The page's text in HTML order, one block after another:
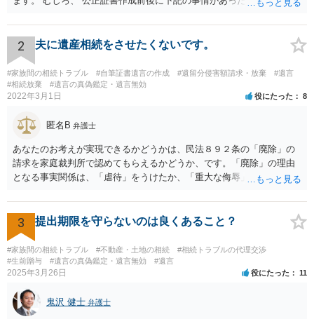
月に携帯が新しくなった母からの第一声は「ここにいたら殺される」
「面会に来てくれ」で、長男に聞くと「面会は出来ない。俺は携帯電
話の使い方を教える為に会っている」「母の話は聞かなくて良い」と
電話が切れました。その後の電話でも「食事に毒が入っている」「体
にチップが埋められている」等、おかしかったです。 当時の診療記
録、介護認定の資料、介護記録を取得して 弁護士に面談で相談された
2 夫に遺産相続をさせたくないです。
#家族間の相続トラブル #自筆証書遺言の作成 #遺留分侵害額請求・放棄
#遺言
#相続放棄
#遺言の真偽鑑定・遺言無効
2022年3月1日 役にたった 8
匿名B 弁護士
あなたのお考えが実現できるかどうかは、民法８９２条の「廃除」の
請求を家庭裁判所で認めてもらえるかどうか、です。「廃除」の理由
となる事実関係は、「虐待」をうけたか、「重大な侮辱」を受けた
「廃除」は遺言でも可能です（民法８９３条）。 弁護士に具体的な事
情を話して相談して、「廃除」が可能か、実際に法律相談を受けるこ
とをお勧めします。
3 提出期限を守らないのは良くあること？
#家族間の相続トラブル #不動産・土地の相続
#相続トラブルの代理交渉
#生前贈与
#遺言の真偽鑑定・遺言無効 #遺言
2025年3月26日 役にたった 11
鬼沢 健士 弁護士